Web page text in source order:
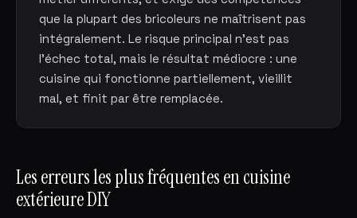
que la plupart des bricoleurs ne maîtrisent pas
intégralement. Le risque principal n'est pas
l'échec total, mais le résultat médiocre : une
cuisine qui fonctionne partiellement, vieillit
mal, et finit par être remplacée.
Les erreurs les plus fréquentes en cuisine
extérieure DIY